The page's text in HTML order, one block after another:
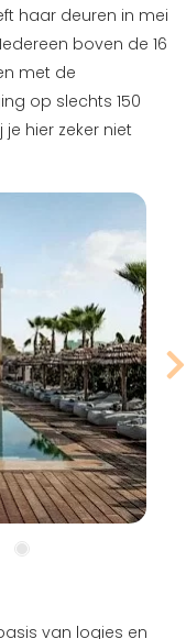
haar deuren in mei
boven de 16
met de
op slechts 150
hier zeker niet
van logies en